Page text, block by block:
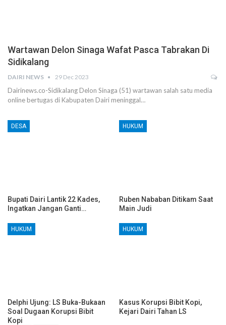
Wartawan Delon Sinaga Wafat Pasca Tabrakan Di
Sidikalang
DAIRI NEWS 29 Dec 2023
Dairinews.co-Sidikalang Delon Sinaga (51) wartawan salah satu media
online bertugas di Kabupaten Dairi meninggal…
DESA
Bupati Dairi Lantik 22 Kades,
Ingatkan Jangan Ganti…
HUKUM
Ruben Nababan Ditikam Saat
Main Judi
HUKUM
Delphi Ujung: LS Buka-Bukaan
Soal Dugaan Korupsi Bibit
Kopi
HUKUM
Kasus Korupsi Bibit Kopi,
Kejari Dairi Tahan LS